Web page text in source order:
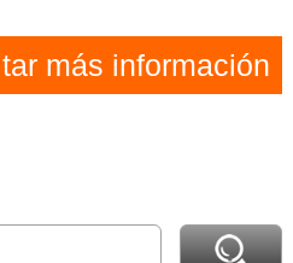
más información